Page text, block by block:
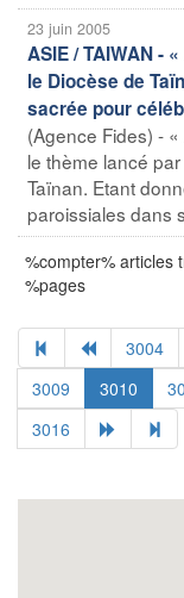
23 juin 2005
ASIE / TAIWAN -
le Diocèse de
sacrée pour
(Agence Fides) -
le thème lancé
Taïnan. Etant
paroissiales dans
%compter% articles
%pages
3004
3009
3010
3016